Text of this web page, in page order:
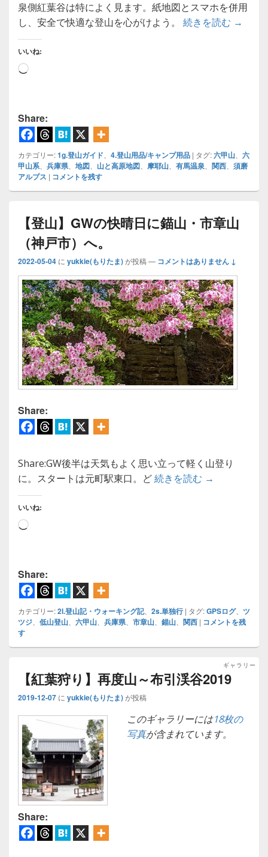
泉側紅葉谷は特によく見ます。紙地図とスマホを併用
し、安全で快適な登山を心がけよう。 続きを読む 【地図
→
いいね:
読
み
中…
Share:
カテゴリー:1g.登山ガイド 4.登山用品/キャンプ用品 | タグ:六甲山
六
甲山系
兵庫県 地図 山と高原地図 摩耶山 有馬温泉 関西
須磨
アルプス | コメントを残す
【登山】GWの快晴日に錨山・市章山
（神戸市）へ。
2022-05-04 に yukkie(もりたま)が投稿 — コメントはありません ↓
Share:
Share:GW後半は天気もよく思い立って軽く山登り
に。スタートは元町駅東口。ど続きを読む 【登山】GW
→
いいね:
読
み
中…
Share:
カテゴリー:2l.登山記・ウォーキング記、 2s.単独行 | タグ:GPSログ、 ツ
ツジ
低山登山 六甲山 兵庫県 市章山 錨山 関西 | コメントを残
す
【紅葉狩り】再度山～布引渓谷2019
ギャラリー
2019-12-07 に yukkie(もりたま)が投稿
このギャラリーには18枚の
写真が含まれています。
Share: